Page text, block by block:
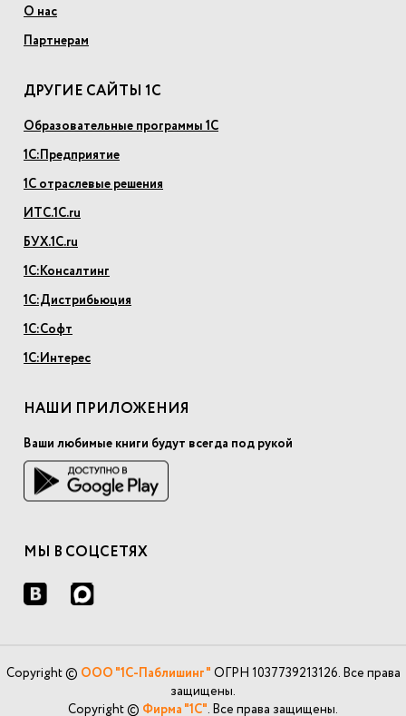
О нас
Партнерам
ДРУГИЕ САЙТЫ 1С
Образовательные программы 1С
1С:Предприятие
1С отраслевые решения
ИТС.1С.ru
БУХ.1С.ru
1С:Консалтинг
1С:Дистрибьюция
1С:Софт
1С:Интерес
НАШИ ПРИЛОЖЕНИЯ
Ваши любимые книги будут всегда под рукой
МЫ В СОЦСЕТЯХ
Copyright © ООО "1С-Паблишинг" ОГРН 1037739213126. Все права
защищены.
Copyright © Фирма "1С". Все права защищены.